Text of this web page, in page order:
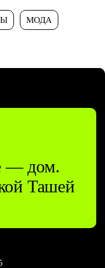
МОДА
— дом.
Ташей